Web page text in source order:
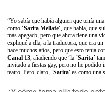
“Yo sabía que había alguien que tenía una
como ´Sarita Mellafe´, que habla, que
más apegado, pero que ahora tiene una
expliqué a ella, a la traductora, que era
hace muchos años, pero que esto tenía
Canal 13, añadiendo que “la ´Sarita´
invitado a fiestas gay, pero no he podido
teatro. Pero, claro, ´Sarita´ es como una